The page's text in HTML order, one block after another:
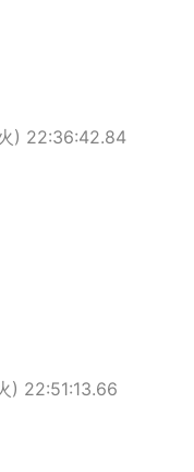
) 22:36:42.84
) 22:51:13.66